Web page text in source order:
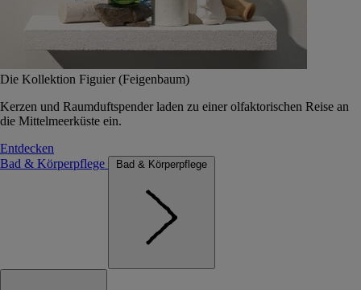
Die Kollektion Figuier (Feigenbaum)
Kerzen und Raumduftspender laden zu einer olfaktorischen Reise an
die Mittelmeerküste ein.
Entdecken
Bad & Körperpflege
Bad & Körperpflege